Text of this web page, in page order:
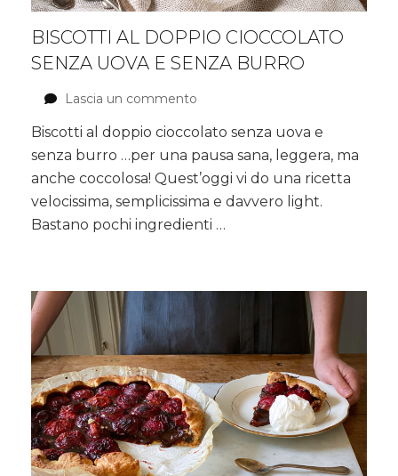
BISCOTTI AL DOPPIO CIOCCOLATO
SENZA UOVA E SENZA BURRO
Lascia un commento
al
doppio
cioccolato
senza
uova
e
Biscotti al doppio cioccolato senza uova e
senza burro …per una pausa sana, leggera, ma
anche coccolosa! Quest’oggi vi do una ricetta
velocissima, semplicissima e davvero light.
Bastano pochi ingredienti …